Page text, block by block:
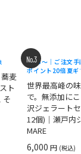
蕎麦
ト
そ
No.3
8/18〜｜ご注文手
ポイント20倍 夏
世界最高峰の
で。無添加に
沢ジェラート
12個)｜瀬戸内
MARE
6,000円 (税込)